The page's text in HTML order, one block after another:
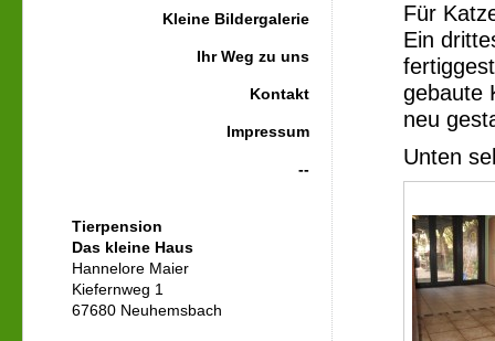
Für
Ein
gebaute
neu
Unten
Kleine Bildergalerie
Ihr Weg zu uns
Kontakt
Impressum
--
Tierpension
Das kleine Haus
Hannelore Maier
Kiefernweg 1
67680 Neuhemsbach